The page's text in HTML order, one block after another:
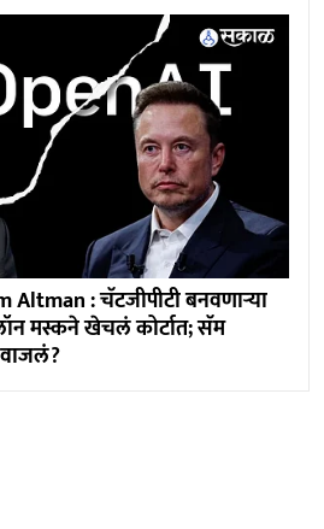
Altman : चॅटजीपीटी बनवणाऱ्या
मस्कने खेचलं कोर्टात; सॅम